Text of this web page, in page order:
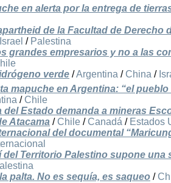
en alerta por la entrega de
de la Facultad de Derecho
Israel / Palestina
grandes empresarios y no a las
verde /Argentina / China /
mapuche en Argentina: “el
/ Chile
del Estado demanda a mineras
Atacama / Chile / Canadá / Estados
del documental
Territorio Palestino supone una
palta. No es sequía, es saqueo /